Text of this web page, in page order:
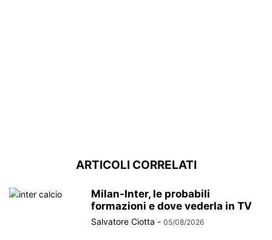
ARTICOLI CORRELATI
Milan-Inter, le probabili
formazioni e dove vederla in TV
Salvatore Ciotta - 05/08/2026